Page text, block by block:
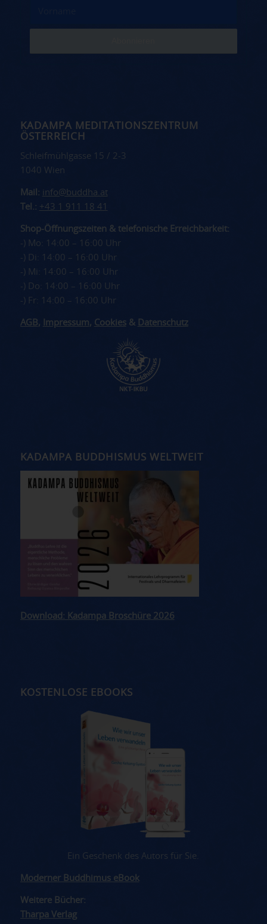
KADAMPA MEDITATIONSZENTRUM
ÖSTERREICH
Schleifmühlgasse 15 / 2-3
1040 Wien
Mail: info@buddha.at
Tel.: +43 1 911 18 41
Shop-Öffnungszeiten & telefonische Erreichbarkeit:
-) Mo: 14:00 – 16:00 Uhr
-) Di: 14:00 – 16:00 Uhr
-) Mi: 14:00 – 16:00 Uhr
-) Do: 14:00 – 16:00 Uhr
-) Fr: 14:00 – 16:00 Uhr
AGB , Impressum, Cookies& Datenschutz
KADAMPA BUDDHISMUS WELTWEIT
Download: Kadampa Broschüre 2026
KOSTENLOSE EBOOKS
Ein Geschenk des Autors für Sie.
Moderner Buddhimus eBook
Weitere Bücher:
Tharpa Verlag